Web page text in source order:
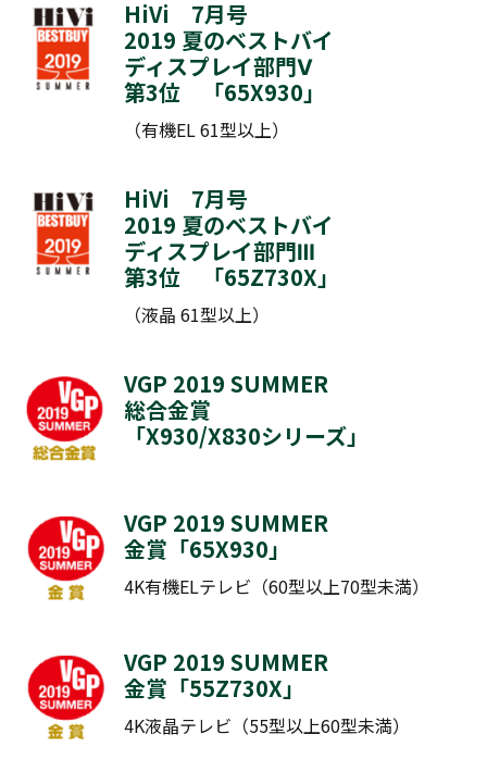
HiVi 7月号
2019 夏のベストバイ
ディスプレイ部門Ⅴ
第3位 「65X930」
（有機EL 61型以上）
HiVi 7月号
2019 夏のベストバイ
ディスプレイ部門Ⅲ
第3位 「65Z730X」
（液晶 61型以上）
VGP 2019 SUMMER
総合金賞
「X930/X830シリーズ」
VGP 2019 SUMMER
金賞「65X930」
4K有機ELテレビ（60型以上70型未満）
VGP 2019 SUMMER
金賞「55Z730X」
4K液晶テレビ（55型以上60型未満）